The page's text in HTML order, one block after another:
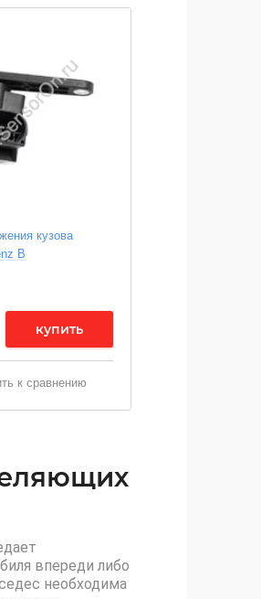
кузова
В
купить
к сравнению
впереди либо
необходима